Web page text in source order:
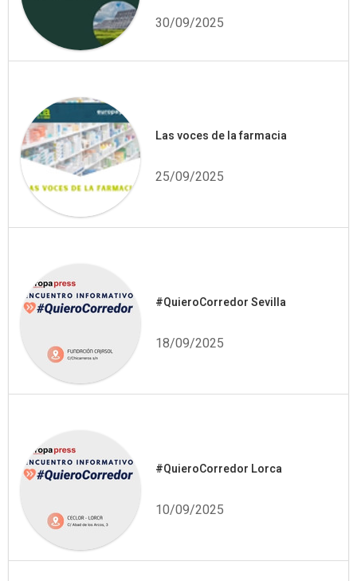
30/09/2025
Las voces de la farmacia
25/09/2025
#QuieroCorredor Sevilla
18/09/2025
#QuieroCorredor Lorca
10/09/2025